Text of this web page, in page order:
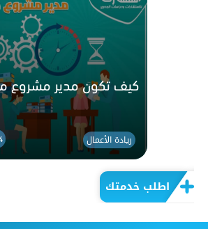
اطلب خدمتك
كيف تكون مدير مشروع
ريادة الأعمال